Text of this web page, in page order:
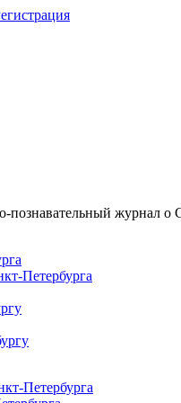
познавательный журнал о
Петербурга
Петербурга